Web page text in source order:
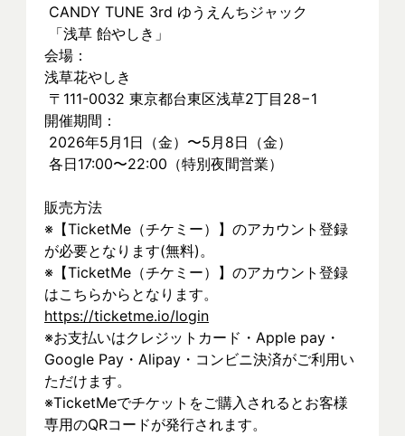
CANDY TUNE 3rd ゆうえんちジャック
「浅草 飴やしき」
会場：
浅草花やしき
〒111-0032 東京都台東区浅草2丁目28−1
開催期間：
2026年5月1日（金）〜5月8日（金）
各日17:00〜22:00（特別夜間営業）
販売方法
※【TicketMe（チケミー）】のアカウント登録
が必要となります(無料)。
※【TicketMe（チケミー）】のアカウント登録
はこちらからとなります。
https://ticketme.io/login
※お支払いはクレジットカード・Apple pay・
Google Pay・Alipay・コンビニ決済がご利用い
ただけます。
※TicketMeでチケットをご購入されるとお客様
専用のQRコードが発行されます。